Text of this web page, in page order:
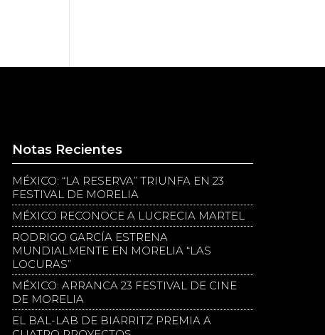
Notas Recientes
MÉXICO: “LA RESERVA” TRIUNFA EN 23
FESTIVAL DE MORELIA
MÉXICO RECONOCE A LUCRECIA MARTEL
RODRIGO GARCÍA ESTRENA
MUNDIALMENTE EN MORELIA “LAS
LOCURAS”
MÉXICO: ARRANCA 23 FESTIVAL DE CINE
DE MORELIA
EL BAL-LAB DE BIARRITZ PREMIA A